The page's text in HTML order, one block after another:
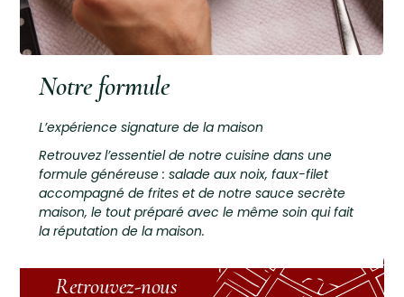
Notre formule
L’expérience signature de la maison
Retrouvez l’essentiel de notre cuisine dans une
formule généreuse : salade aux noix, faux-filet
accompagné de frites et de notre sauce secrète
maison, le tout préparé avec le même soin qui fait
la réputation de la maison.
Retrouvez-nous